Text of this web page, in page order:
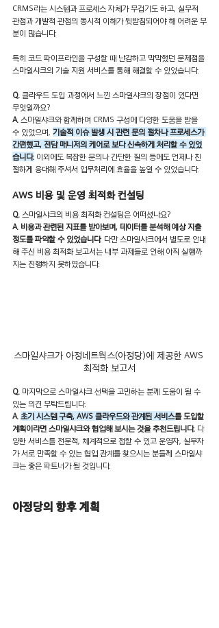
CRMS라는 시스템과 프로세스 자체가 무겁기도 하고, 실무적
관점과 개발적 관점의 동시적 이해가 뒷받침되어야 해 어려운 부
분이 많습니다.
특히 코드 파이프라인을 구성할 때 난감하고 막막했던 문제점을
스마일샤크의 기술 지원 서비스를 통해 해결할 수 있었습니다.
Q. 클라우드 도입 과정에서 느낀 스마일샤크의 장점이 있다면
무엇일까요?
A. 스마일샤크와 함께하며 CRMS 구성에 다양한 도움을 받을
수 있었으며, 기술적 이슈 발생 시 관련 문의 절차나 프로세스가
간편했고, 전담 매니저의 케어로 보다 신속하게 처리할 수 있었
습니다. 이외에도 복잡한 문의나 간단한 질의 등에도 언제나 친
절하게 응대해 주셔서 업무처리에 효율을 높일 수 있었습니다.
AWS 비용 및 운영 최적화 컨설팅
Q. 스마일샤크의 비용 최적화 컨설팅은 어떠셨나요?
A. 비용과 관련된 지표를 받아보며, 데이터를 분석해 예상 지출
정도를 파악할 수 있었습니다. 다만 스마일샤크에서 별도로 안내
해 주신 비용 최적화 보고서는 내부 과제들로 인해 아직 실행까
지는 진행하지 못하였습니다.
스마일샤크가 아정네트웍스(아정당)에 제공한 AWS
최적화 보고서
Q. 마지막으로 스마일샤크 선택을 고민하는 분께 도움이 될 수
있는 의견 부탁드립니다.
A. 초기 시스템 구축, AWS 클라우드와 관계된 서비스를 도입할
계획이라면 스마일샤크와 협업해 보시는 것을 추천드립니다. 다
양한 서비스를 전문적, 체계적으로 접할 수 있고 운영자, 실무자
가 서로 만족할 수 있는 협업 관계를 찾으시는 분들께 스마일샤
크는 좋은 파트너가 될 것입니다.
아정당의 향후 계획